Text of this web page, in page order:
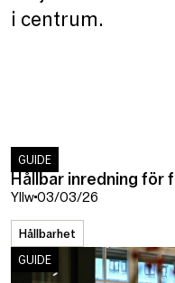
i centrum.
GUIDE
Hållbar inredning för
Yllw03/03/26
Hållbarhet
GUIDE